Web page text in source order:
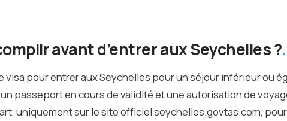
avant d’entrer aux Seychelles ?
pour entrer aux Seychelles pour un séjour inférieur ou
passeport en cours de validité et une autorisation de
uniquement sur le site officiel seychelles.govtas.com,